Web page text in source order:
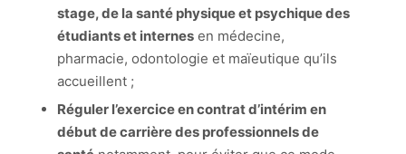
stage, de la santé physique et psychique des
étudiants et internesen médecine,
pharmacie, odontologie et maïeutique qu’ils
accueillent ;
Réguler l’exercice en contrat d’intérim en
début de carrière des professionnels de